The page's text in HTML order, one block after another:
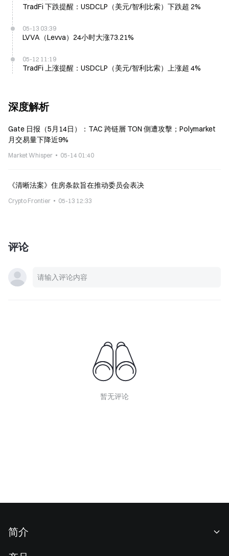
TradFi 下跌提醒：USDCLP（美元/智利比索）下跌超 2%
05-13 03:39
LVVA（Levva）24小时大涨73.21%
05-12 11:19
TradFi 上涨提醒：USDCLP（美元/智利比索）上涨超 4%
深度解析
Gate 日报（5月14日）：TAC 跨链層 TON 側遭攻擊；Polymarket
月交易量下降近9%
Market Whisper 05-14 01:40
《清晰法案》住房条款旨在推动委员会表决
Crypto Frontier 05-13 12:33
评论
暂无评论
简介